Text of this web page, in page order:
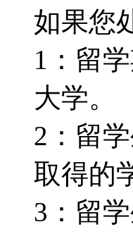
如果您
1：留
大学。
2：留
取得的
3：留